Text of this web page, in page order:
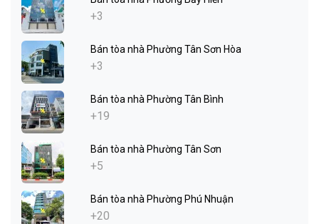
+3
Bán tòa nhà Phường Tân Sơn Hòa
+3
Bán tòa nhà Phường Tân Bình
+19
Bán tòa nhà Phường Tân Sơn
+5
Bán tòa nhà Phường Phú Nhuận
+20